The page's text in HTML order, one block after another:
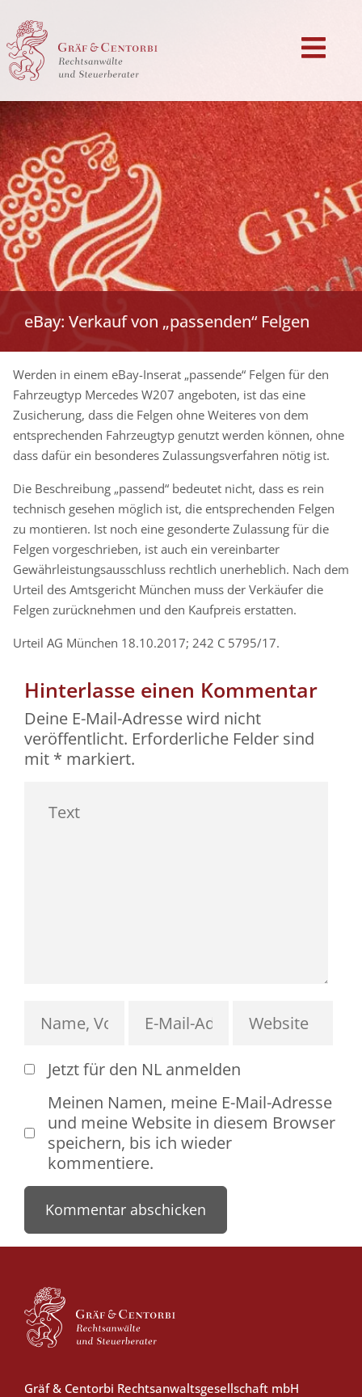
eBay: Verkauf von „passenden“ Felgen
Werden in einem eBay-Inserat „passende“ Felgen für den
Fahrzeugtyp Mercedes W207 angeboten, ist das eine
Zusicherung, dass die Felgen ohne Weiteres von dem
entsprechenden Fahrzeugtyp genutzt werden können, ohne
dass dafür ein besonderes Zulassungsverfahren nötig ist.
Die Beschreibung „passend“ bedeutet nicht, dass es rein
technisch gesehen möglich ist, die entsprechenden Felgen
zu montieren. Ist noch eine gesonderte Zulassung für die
Felgen vorgeschrieben, ist auch ein vereinbarter
Gewährleistungsausschluss rechtlich unerheblich. Nach dem
Urteil des Amtsgericht München muss der Verkäufer die
Felgen zurücknehmen und den Kaufpreis erstatten.
Urteil AG München 18.10.2017; 242 C 5795/17.
Hinterlasse einen Kommentar
Deine E-Mail-Adresse wird nicht
veröffentlicht. Erforderliche Felder sind
mit * markiert.
Jetzt für den NL anmelden
Meinen Namen, meine E-Mail-Adresse
und meine Website in diesem Browser
speichern, bis ich wieder
kommentiere.
Gräf & Centorbi Rechtsanwaltsgesellschaft mbH